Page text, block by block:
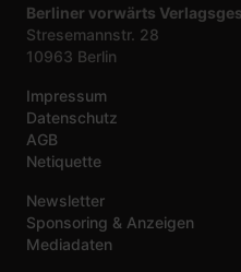
Berliner vorwärts
Stresemannstr. 28
10963 Berlin
Impressum
Datenschutz
AGB
Netiquette
Newsletter
Sponsoring & Anzeigen
Mediadaten